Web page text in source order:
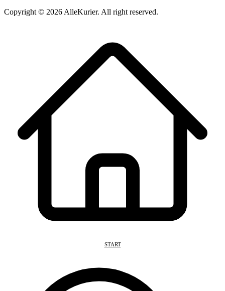
Copyright © 2026 AlleKurier. All right reserved.
START